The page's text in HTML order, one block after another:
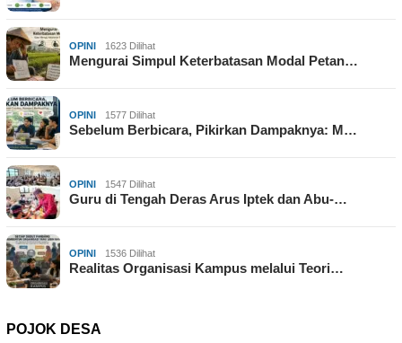
OPINI 1623 Dilihat
Mengurai Simpul Keterbatasan Modal Petan…
OPINI 1577 Dilihat
Sebelum Berbicara, Pikirkan Dampaknya: M…
OPINI 1547 Dilihat
Guru di Tengah Deras Arus Iptek dan Abu-…
OPINI 1536 Dilihat
Realitas Organisasi Kampus melalui Teori…
POJOK DESA